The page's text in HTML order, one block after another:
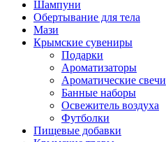
Шампуни
Обертывание для тела
Мази
Крымские сувениры
Подарки
Ароматизаторы
Ароматические свечи
Банные наборы
Освежитель воздуха
Футболки
Пищевые добавки